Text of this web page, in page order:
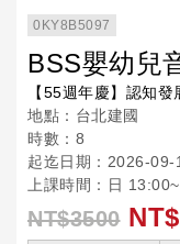
0KY8B5097
BSS嬰幼兒
【55週年慶】認知
地點：台北建國
時數：8
起迄日期：2026-
上課時間：日
NT$3500